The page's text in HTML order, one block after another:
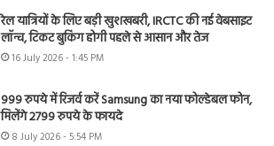
रेल यात्रियों के लिए बड़ी खुशखबरी, IRCTC की नई वेबसाइट
लॉन्च, टिकट बुकिंग होगी पहले से आसान और तेज
16 July 2026 - 1:45 PM
999 रुपये में रिजर्व करें Samsung का नया फोल्डेबल फोन,
मिलेंगे 2799 रुपये के फायदे
8 July 2026 - 5:54 PM